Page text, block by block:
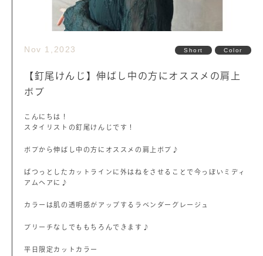
Nov 1,2023 Short Color
【釘尾けんじ】伸ばし中の方にオススメの肩上
ボブ
こんにちは！
スタイリストの釘尾けんじです！
ボブから伸ばし中の方にオススメの肩上ボブ♪
ぱつっとしたカットラインに外はねをさせることで今っぽいミディ
アムヘアに♪
カラーは肌の透明感がアップするラベンダーグレージュ
ブリーチなしでももちろんできます♪
平日限定カットカラー